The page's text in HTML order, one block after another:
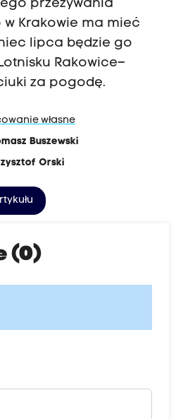
przeżywania
w Krakowie ma mieć
lipca będzie go
Rakowice–
za pogodę.
własne
Buszewski
Orski
(0)